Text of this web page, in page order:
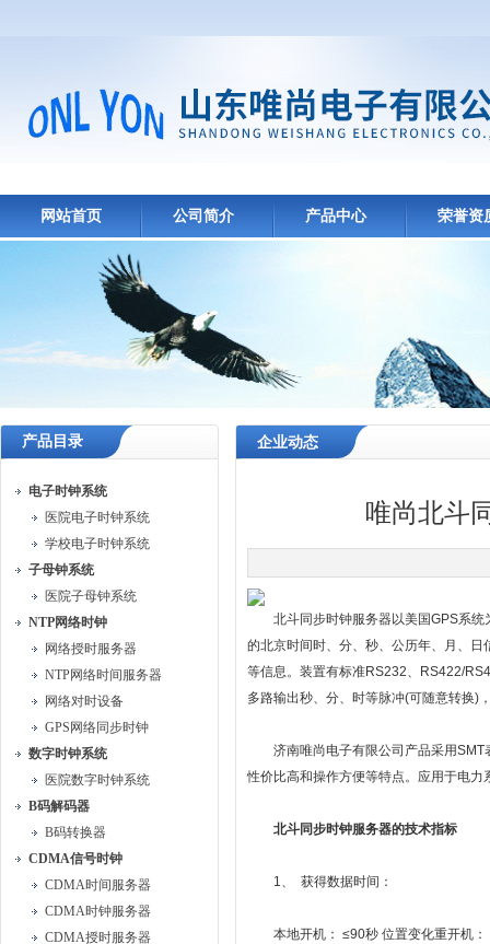
网站首页 公司简介 产品中心 荣誉资
产品目录
电子时钟系统
医院电子时钟系统
学校电子时钟系统
子母钟系统
医院子母钟系统
NTP网络时钟
网络授时服务器
NTP网络时间服务器
网络对时设备
GPS网络同步时钟
数字时钟系统
医院数字时钟系统
B码解码器
B码转换器
CDMA信号时钟
CDMA时间服务器
CDMA时钟服务器
CDMA授时服务器
企业动态
唯尚北斗
北斗同步时钟服务器以美国GPS系统
的北京时间时、分、秒、公历年、月、
等信息。装置有标准RS232、RS422/
多路输出秒、分、时等脉冲(可随意转换)
济南唯尚电子有限公司产品采用SMT
性价比高和操作方便等特点。应用于电
北斗同步时钟服务器的技术指标
1、 获得数据时间：
本地开机： ≤90秒 位置变化重开机：